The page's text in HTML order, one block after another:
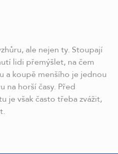
ale nejen ty. Stoupají
lidi přemýšlet, na čem
a koupě menšího je jednou
na horší časy. Před
je však často třeba zvážit,